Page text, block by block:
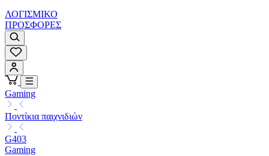
ΛΟΓΙΣΜΙΚΟ
ΠΡΟΣΦΟΡΕΣ
Gaming
Ποντίκια παιχνιδιών
G403
Gaming